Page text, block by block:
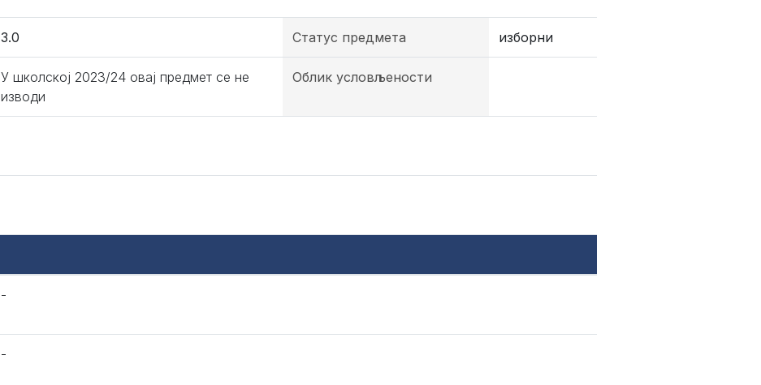
3.0 Статус предмета изборни
У школској 2023/24 овај предмет се не
изводи
Облик условљености
-
-